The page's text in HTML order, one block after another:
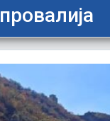
провалија